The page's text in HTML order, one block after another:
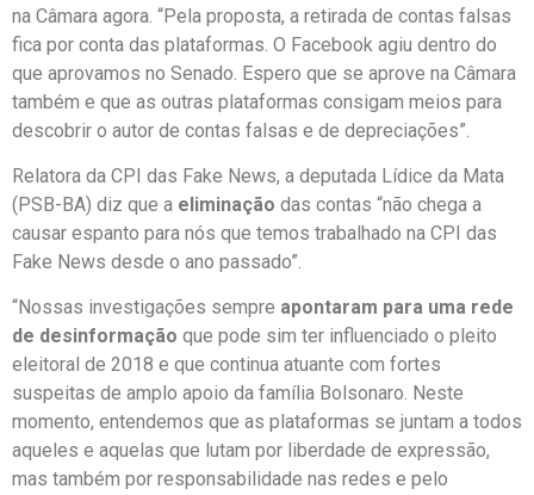
na Câmara agora. “Pela proposta, a retirada de contas falsas
fica por conta das plataformas. O Facebook agiu dentro do
que aprovamos no Senado. Espero que se aprove na Câmara
também e que as outras plataformas consigam meios para
descobrir o autor de contas falsas e de depreciações”.
Relatora da CPI das Fake News, a deputada Lídice da Mata
(PSB-BA) diz que a eliminação das contas “não chega a
causar espanto para nós que temos trabalhado na CPI das
Fake News desde o ano passado”.
“Nossas investigações sempre apontaram para uma rede
de desinformação que pode sim ter influenciado o pleito
eleitoral de 2018 e que continua atuante com fortes
suspeitas de amplo apoio da família Bolsonaro. Neste
momento, entendemos que as plataformas se juntam a todos
aqueles e aquelas que lutam por liberdade de expressão,
mas também por responsabilidade nas redes e pelo